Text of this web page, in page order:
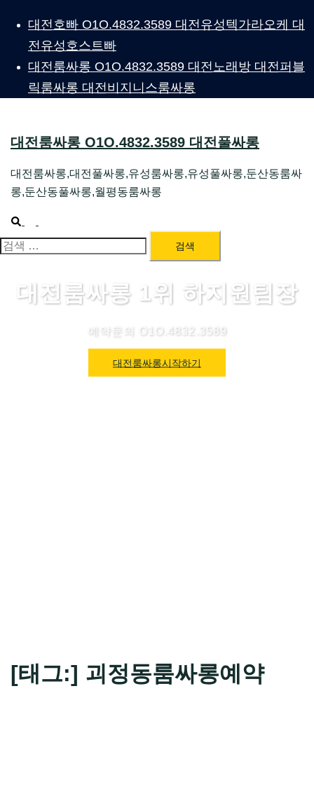
대전호빠 O1O.4832.3589 대전유성텍가라오케 대
전유성호스트빠
대전룸싸롱 O1O.4832.3589 대전노래방 대전퍼블
릭룸싸롱 대전비지니스룸싸롱
대전룸싸롱 O1O.4832.3589 대전풀싸롱
대전룸싸롱,대전풀싸롱,유성룸싸롱,유성풀싸롱,둔산동룸싸
롱,둔산동풀싸롱,월평동룸싸롱
Search
menu
검
대전룸싸롱 1위 하지원팀장
예약문의 O1O.4832.3589
대전룸싸롱시작하기
[태그:] 괴정동룸싸롱예약